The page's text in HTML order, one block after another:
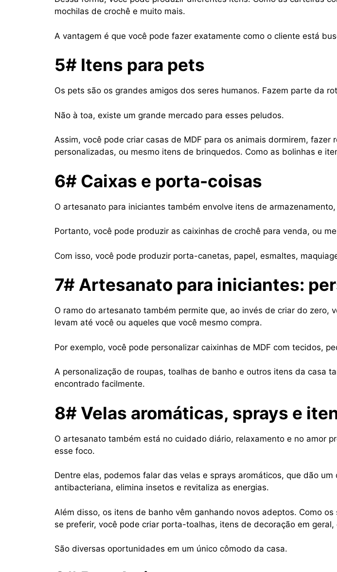
mochilas de crochê e muito mais.
A vantagem é que você pode fazer exatamente como o cliente está
5# Itens para pets
Os pets são os grandes amigos dos seres humanos. Fazem parte da
Não à toa, existe um grande mercado para esses peludos.
Assim, você pode criar casas de MDF para os animais dormirem,
personalizadas, ou mesmo itens de brinquedos. Como as bolinhas e
6# Caixas e porta-coisas
O artesanato para iniciantes também envolve itens de
Portanto, você pode produzir as caixinhas de crochê para venda, ou
Com isso, você pode produzir porta-canetas, papel, esmaltes,
7# Artesanato para iniciantes:
O ramo do artesanato também permite que, ao invés de criar do zero,
levam até você ou aqueles que você mesmo compra.
Por exemplo, você pode personalizar caixinhas de MDF com tecidos,
A personalização de roupas, toalhas de banho e outros itens da casa
encontrado facilmente.
8# Velas aromáticas, sprays e
O artesanato também está no cuidado diário, relaxamento e no amor
esse foco.
Dentre elas, podemos falar das velas e sprays aromáticos, que dão
antibacteriana, elimina insetos e revitaliza as energias.
Além disso, os itens de banho vêm ganhando novos adeptos. Como
se preferir, você pode criar porta-toalhas, itens de decoração em
São diversas oportunidades em um único cômodo da casa.